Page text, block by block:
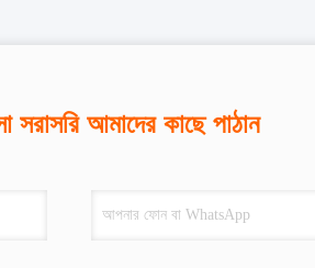
সরাসরি আমাদের কাছে পাঠান